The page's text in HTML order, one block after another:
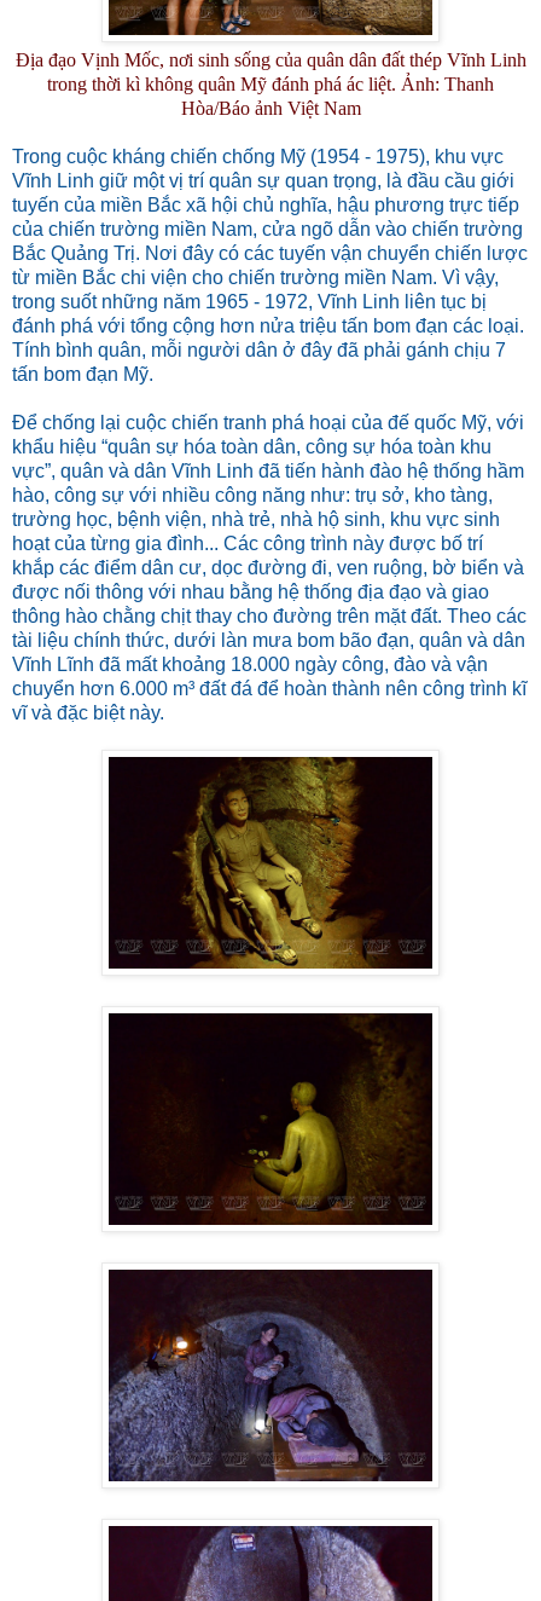
Địa đạo Vịnh Mốc, nơi sinh sống của quân dân đất thép Vĩnh Linh
trong thời kì không quân Mỹ đánh phá ác liệt. Ảnh: Thanh
Hòa/Báo ảnh Việt Nam
Trong cuộc kháng chiến chống Mỹ (1954 - 1975), khu vực
Vĩnh Linh giữ một vị trí quân sự quan trọng, là đầu cầu giới
tuyến của miền Bắc xã hội chủ nghĩa, hậu phương trực tiếp
của chiến trường miền Nam, cửa ngõ dẫn vào chiến trường
Bắc Quảng Trị. Nơi đây có các tuyến vận chuyển chiến lược
từ miền Bắc chi viện cho chiến trường miền Nam. Vì vậy,
trong suốt những năm 1965 - 1972, Vĩnh Linh liên tục bị
đánh phá với tổng cộng hơn nửa triệu tấn bom đạn các loại.
Tính bình quân, mỗi người dân ở đây đã phải gánh chịu 7
tấn bom đạn Mỹ.
Để chống lại cuộc chiến tranh phá hoại của đế quốc Mỹ, với
khẩu hiệu “quân sự hóa toàn dân, công sự hóa toàn khu
vực”, quân và dân Vĩnh Linh đã tiến hành đào hệ thống hầm
hào, công sự với nhiều công năng như: trụ sở, kho tàng,
trường học, bệnh viện, nhà trẻ, nhà hộ sinh, khu vực sinh
hoạt của từng gia đình... Các công trình này được bố trí
khắp các điểm dân cư, dọc đường đi, ven ruộng, bờ biển và
được nối thông với nhau bằng hệ thống địa đạo và giao
thông hào chằng chịt thay cho đường trên mặt đất. Theo các
tài liệu chính thức, dưới làn mưa bom bão đạn, quân và dân
Vĩnh Lĩnh đã mất khoảng 18.000 ngày công, đào và vận
chuyển hơn 6.000 m³ đất đá để hoàn thành nên công trình kĩ
vĩ và đặc biệt này.